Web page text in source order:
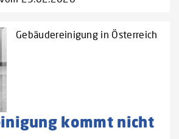
Gebäudereinigung in Österreich
kommt nicht